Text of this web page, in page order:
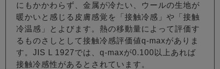
にもかかわらず、金属が冷たい、ウールの生地が
暖かいと感じる皮膚感覚を「接触冷感」や「接触
冷温感」とよびます。熱の移動量によって評価す
るものさしとして接触冷感評価値q-maxがありま
す。JIS L 1927では、q-maxが0.100以上あれば
接触冷感性があるとされています。